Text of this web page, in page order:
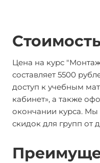
Цена на курс
составляет 5500
доступ к учебным
кабинет», а также
окончании курса. Мы
скидок для групп от